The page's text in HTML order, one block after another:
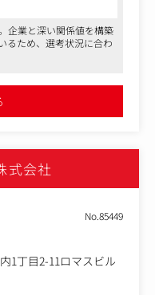
けての増員募集です。
レゼン資料作成）
イディアを形にしま
媒体に加え、Webサ
ベントなどさまざまな
ランニングから実行
企業と深い関係値を構築
るため、選考状況に合わ
、長期的キャリアを支
るなかで、2020年度以
式会社
No.85449
1丁目2-11ロマスビル